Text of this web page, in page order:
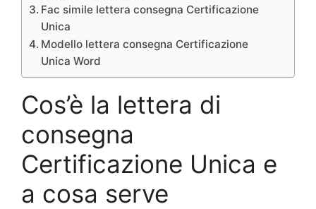
Fac simile lettera consegna Certificazione
Unica
Modello lettera consegna Certificazione
Unica Word
Cos’è la lettera di
consegna
Certificazione Unica e
a cosa serve